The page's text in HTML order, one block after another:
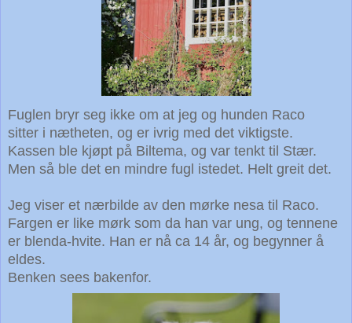
Fuglen bryr seg ikke om at jeg og hunden Raco
sitter i nætheten, og er ivrig med det viktigste.
Kassen ble kjøpt på Biltema, og var tenkt til Stær.
Men så ble det en mindre fugl istedet. Helt greit det.
Jeg viser et nærbilde av den mørke nesa til Raco.
Fargen er like mørk som da han var ung, og tennene
er blenda-hvite. Han er nå ca 14 år, og begynner å
eldes.
Benken sees bakenfor.